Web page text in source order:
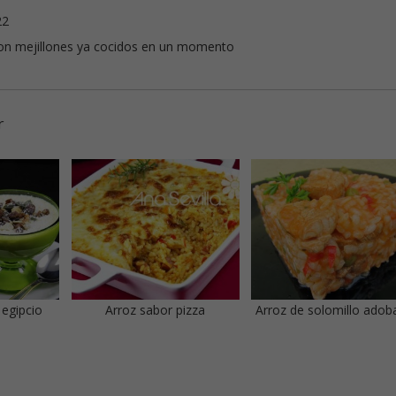
mejillones ya cocidos en un momento
Arroz sabor pizza Arroz de solomillo